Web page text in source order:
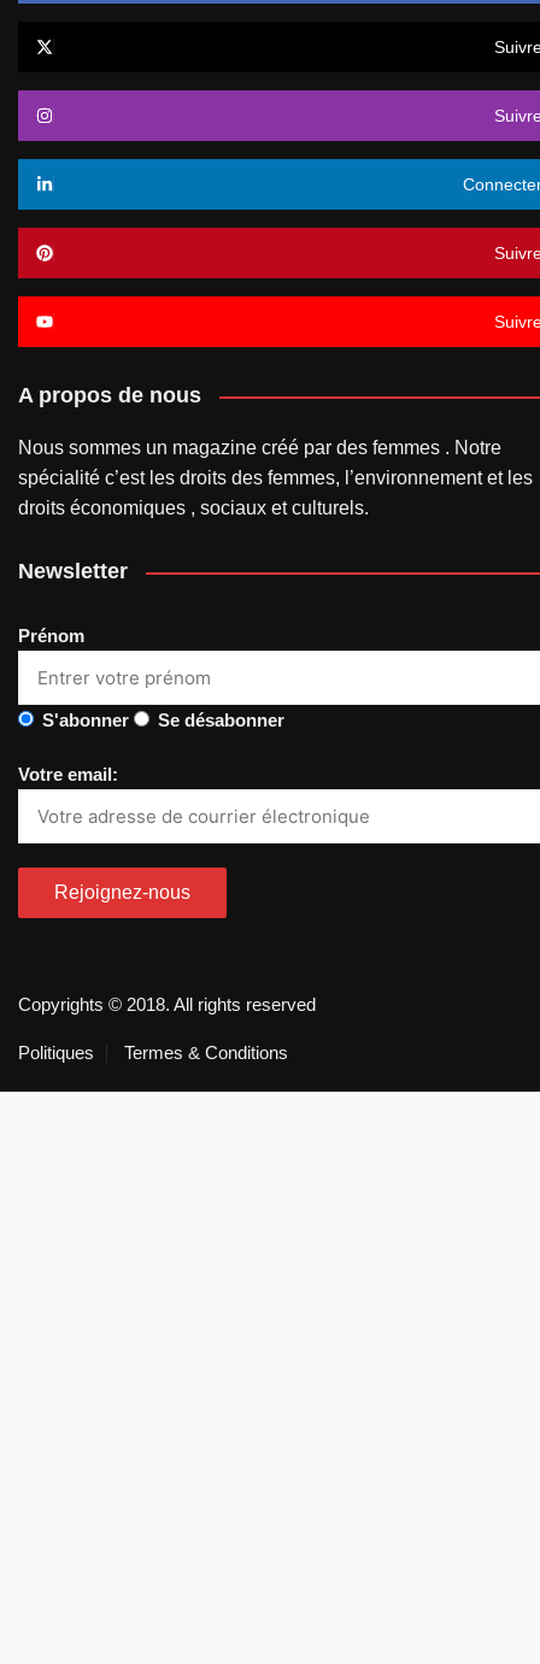
A propos de nous
Nous sommes un magazine créé par des femmes . Notre
spécialité c’est les droits des femmes, l’environnement et les
droits économiques , sociaux et culturels.
Newsletter
Prénom
S'abonner Se désabonner
Votre email:
Copyrights © 2018. All rights reserved
Politiques Termes & Conditions